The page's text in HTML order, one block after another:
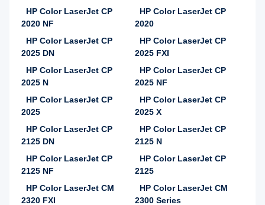
HP Color LaserJet CP
2020 NF
HP Color LaserJet CP
2020
HP Color LaserJet CP
2025 DN
HP Color LaserJet CP
2025 FXI
HP Color LaserJet CP
2025 N
HP Color LaserJet CP
2025 NF
HP Color LaserJet CP
2025
HP Color LaserJet CP
2025 X
HP Color LaserJet CP
2125 DN
HP Color LaserJet CP
2125 N
HP Color LaserJet CP
2125 NF
HP Color LaserJet CP
2125
HP Color LaserJet CM
2320 FXI
HP Color LaserJet CM
2300 Series